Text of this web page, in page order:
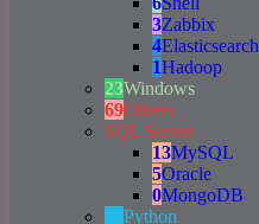
3Zabbix
4Elasticsearch
1Hadoop
23Windows
69Others
SQL Server
13MySQL
5Oracle
0MongoDB
Python